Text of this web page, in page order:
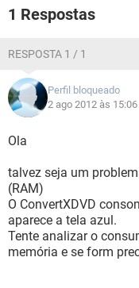
1 Respostas
RESPOSTA 1 / 1
Perfil bloqueado
2 ago 2012 às 15:06
Ola
talvez seja um
(RAM)
O ConvertXDVD
aparece a tela azul.
Tente analizar o
memória e se form